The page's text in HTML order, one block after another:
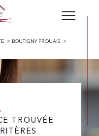
BOUTIGNY PROUAIS
TROUVÉE